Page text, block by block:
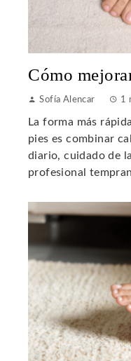
Cómo
Sofía Alencar 1
La forma más
pies es combinar
diario, cuidado de
profesional